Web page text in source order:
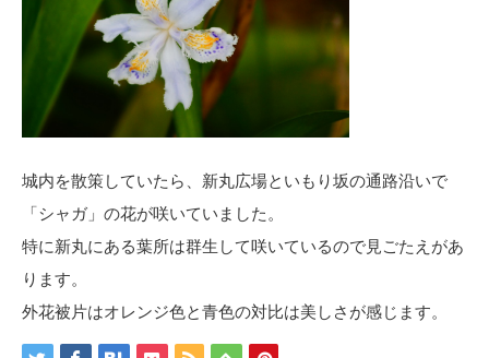
城内を散策していたら、新丸広場といもり坂の通路沿いで
「シャガ」の花が咲いていました。
特に新丸にある葉所は群生して咲いているので見ごたえがあ
ります。
外花被片はオレンジ色と青色の対比は美しさが感じます。